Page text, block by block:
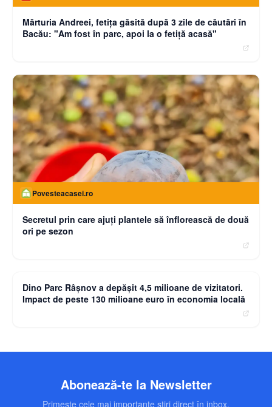
Mărturia Andreei, fetiţa găsită după 3 zile de căutări în
Bacău: "Am fost în parc, apoi la o fetiţă acasă"
Povesteacasei.ro
Secretul prin care ajuți plantele să înflorească de două
ori pe sezon
Dino Parc Râșnov a depășit 4,5 milioane de vizitatori.
Impact de peste 130 milioane euro în economia locală
Abonează-te la Newsletter
Primește cele mai importante știri direct în inbox.